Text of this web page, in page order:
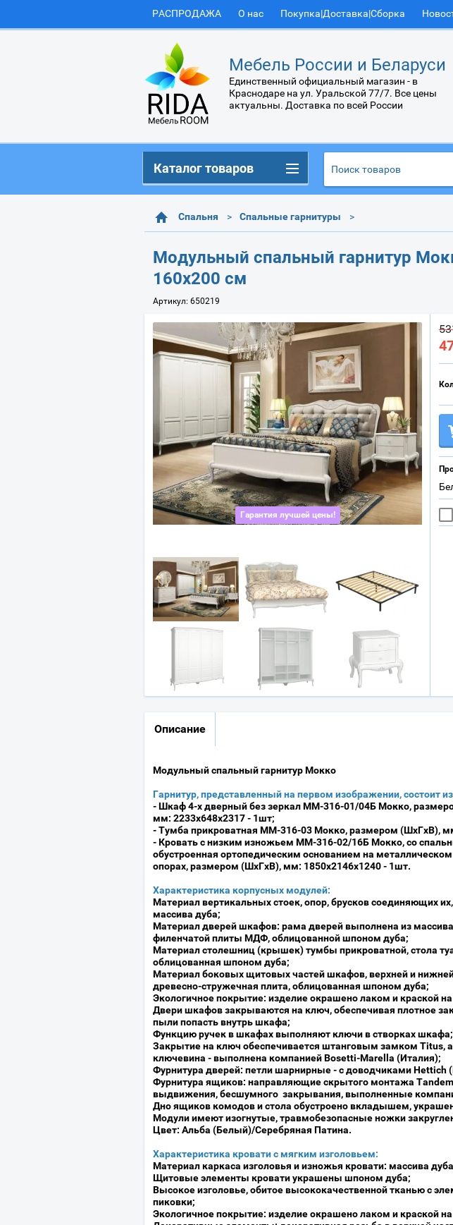
РАСПРОДАЖА О нас Покупка|Доставка|Сборка
Мебель России и Беларуси
Единственный официальный магазин - в
Краснодаре на ул. Уральской 77/7. Все цены
актуальны. Доставка по всей России
Спальня Спальные гарнитуры
Модульный спальный гарнитур
160х200 см
Артикул: 650219
Гарантия лучшей цены!
Описание
Модульный спальный гарнитур Мокко
Гарнитур, представленный на первом изображении, состоит
- Шкаф 4-х дверный без зеркал ММ-316-01/04Б Мокко,
мм: 2233х648х2317- 1шт;
- Тумба прикроватная ММ-316-03 Мокко,размером (ШхГхВ),
- Кровать с низким изножьем ММ-316-02/16Б Мокко,со
обустроенная ортопедическим основанием на металлическом
опорах,размером (ШхГхВ), мм: 1850х2146х1240- 1шт.
Характеристика корпусных модулей:
Материал вертикальных стоек, опор, брусков соединяющих
массива дуба;
Материал дверей шкафов: рама дверей выполнена из
филенчатой плиты МДФ, облицованной шпоном дуба;
Материал столешниц (крышек) тумбы прикроватной, стола
облицованная шпоном дуба;
Материал боковых щитовых частей шкафов, верхней и
древесно-стружечная плита, облицованная шпоном дуба;
Экологичное покрытие: изделие окрашено лаком и краской
Двери шкафов закрываются на ключ, обеспечивая плотное
пыли попасть внутрь шкафа;
Функцию ручек в шкафах выполняют ключи в створках шкафа;
Закрытие на ключ обеспечивается штанговым замком Titus,
ключевина - выполнена компанией Bosetti-Marella (Италия);
Фурнитура дверей: петли шарнирные - с доводчиками Hettich
Фурнитура ящиков: направляющие скрытого монтажа
выдвижения, бесшумного закрывания, выполненные
Дно ящиков комодов и стола обустроено вкладышем,
Модули имеют изогнутые, травмобезопасные ножки
Цвет: Альба (Белый)/Серебряная Патина.
Характеристика кровати с мягким изголовьем:
Материал каркаса изголовья и изножья кровати: массива
Щитовые элементы кровати украшены шпоном дуба;
Высокое изголовье, обитое высококачественной тканью с
пиковки;
Экологичное покрытие: изделие окрашено лаком и краской
Каталог товаров